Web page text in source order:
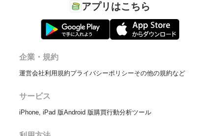
アプリはこちら
企業・規約
運営会社利用規約プライバシーポリシーその他の規約など
サービス
iPhone, iPad 版Android 版購買行動分析ツール